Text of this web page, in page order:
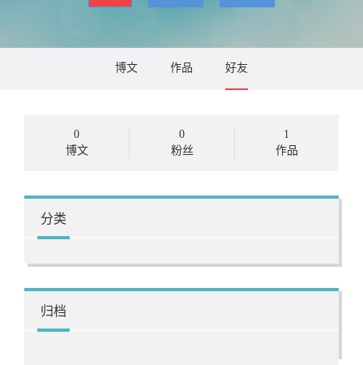
博文 作品 好友
0
博文
0
粉丝
1
作品
分类
归档